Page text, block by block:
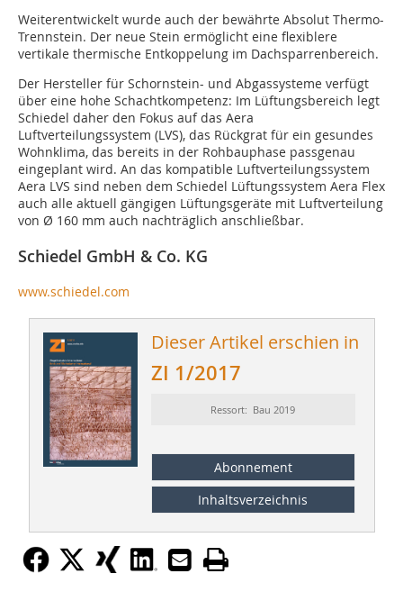
Weiterentwickelt wurde auch der bewährte Absolut Thermo-
Trennstein. Der neue Stein ermöglicht eine flexiblere
vertikale thermische Entkoppelung im Dachsparrenbereich.
Der Hersteller für Schornstein- und Abgassysteme verfügt
über eine hohe Schachtkompetenz: Im Lüftungsbereich legt
Schiedel daher den Fokus auf das Aera
Luftverteilungssystem (LVS), das Rückgrat für ein gesundes
Wohnklima, das bereits in der Rohbauphase passgenau
eingeplant wird. An das kompatible Luftverteilungssystem
Aera LVS sind neben dem Schiedel Lüftungssystem Aera Flex
auch alle aktuell gängigen Lüftungsgeräte mit Luftverteilung
von Ø 160 mm auch nachträglich anschließbar.
Schiedel GmbH & Co. KG
www.schiedel.com
Dieser Artikel erschien in
ZI 1/2017
Ressort: Bau 2019
Abonnement
Inhaltsverzeichnis